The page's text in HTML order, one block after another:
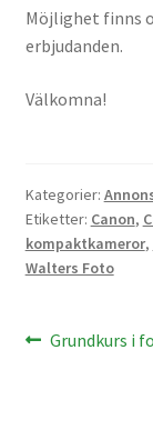
Väskor
Objektiv Canon
Objektiv övriga
Objektivlock
Möjlighet finns
erbjudanden.
Välkomna!
Kategorier:
Etiketter: Canon,
kompaktkameror,
Walters Foto
Föregående
Grundkurs i